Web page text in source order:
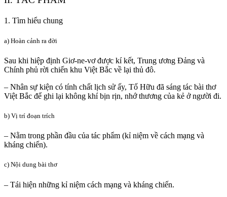
1. Tìm hiểu chung
a) Hoàn cảnh ra đời
Sau khi hiệp định Giơ-ne-vơ được kí kết, Trung ương Đảng và
Chính phủ rời chiến khu Việt Bắc về lại thủ đô.
– Nhân sự kiện có tính chất lịch sử ấy, Tố Hữu đã sáng tác bài thơ
Việt Bắc để ghi lại không khí bịn rịn, nhớ thương của kẻ ở người đi.
b) Vị trí đoạn trích
– Nằm trong phần đầu của tác phẩm (kỉ niệm về cách mạng và
kháng chiến).
c) Nội dung bài thơ
– Tái hiện những kỉ niệm cách mạng và kháng chiến.